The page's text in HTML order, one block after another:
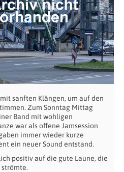
sanften Klängen, um auf den
Zum Sonntag Mittag
Band mit wohligen
war als offene Jamsession
immer wieder kurze
ein neuer Sound entstand.
positiv auf die gute Laune, die
strömte.